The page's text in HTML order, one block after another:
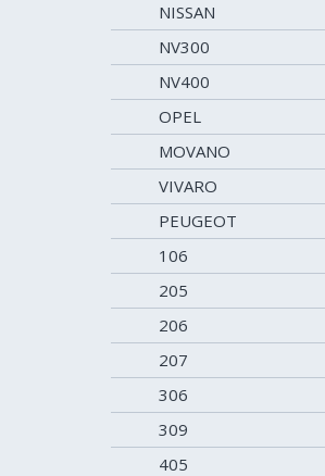
NISSAN
NV300
NV400
OPEL
MOVANO
VIVARO
PEUGEOT
106
205
206
207
306
309
405